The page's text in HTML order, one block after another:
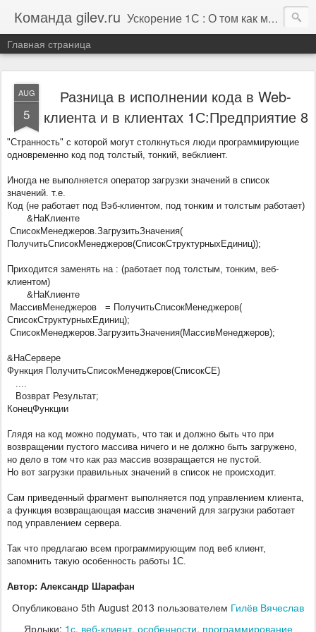
Команда gilev.ru Ускорение 1С : О том как мы это делаем. И не только про это.
Главная страница
AUG
5
Разница в исполнении кода в Web-
клиента и в клиентах 1С:Предприятие 8
"Cтранность" с которой могут столкнуться люди программирующие
одновременно код под толстый, тонкий, вебклиент.
Иногда не выполняется оператор загрузки значений в список
значений. т.е.
Код (не работает под Вэб-клиентом, под тонким и толстым работает)
&НаКлиенте
СписокМенеджеров.ЗагрузитьЗначения(
ПолучитьСписокМенеджеров(СписокСтруктурныхЕдиниц));
Приходится заменять на : (работает под толстым, тонким, веб-
клиентом)
&НаКлиенте
МассивМенеджеров
= ПолучитьСписокМенеджеров(
СписокСтруктурныхЕдиниц);
СписокМенеджеров.ЗагрузитьЗначения(МассивМенеджеров);
&НаСервере
Функция ПолучитьСписокМенеджеров(СписокСЕ)
....
Возврат Результат;
КонецФункции
Глядя на код можно подумать, что так и должно быть что при
возвращении пустого массива ничего и не должно быть загружено,
но дело в том что как раз массив возвращается не пустой.
Но вот загрузки правильных значений в список не происходит.
Сам приведенный фрагмент выполняется под управлением клиента,
а функция возвращающая массив значений для загрузки работает
под управлением сервера.
Так что предлагаю всем программирующим под веб клиент,
запомнить такую особенность работы 1С.
Автор: Александр Шарафан
Опубликовано 5th August 2013 пользователем Гилёв Вячеслав
Ярлыки: 1с веб-клиент особенности программирование